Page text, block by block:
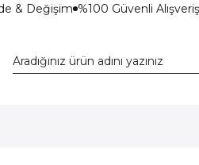
& Değişim %100 Güvenli Alışveriş